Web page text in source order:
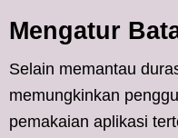
Mengatur
Selain memantau
memungkinkan
pemakaian aplikasi